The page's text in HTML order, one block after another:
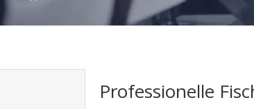
Professionelle